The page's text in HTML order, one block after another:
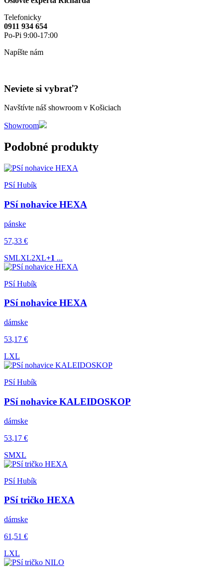
Telefonicky
0911 934 654
Po-Pi 9:00-17:00
Napíšte nám
Neviete si vybrať?
Navštívte náš showroom v Košiciach
Showroom
Podobné produkty
PSí Hubík
PSí nohavice HEXA
pánske
57,33 €
SMLXL2XL+1 ...
PSí Hubík
PSí nohavice HEXA
dámske
53,17 €
LXL
PSí Hubík
PSí nohavice KALEIDOSKOP
dámske
53,17 €
SMXL
PSí Hubík
PSí tričko HEXA
dámske
61 ,51 €
LXL